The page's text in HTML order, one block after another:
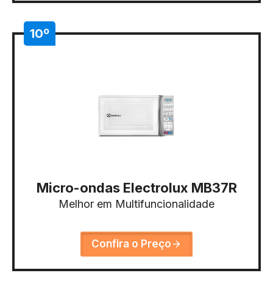
10º
Micro-ondas Electrolux MB37R
Melhor em Multifuncionalidade
Confira o Preço